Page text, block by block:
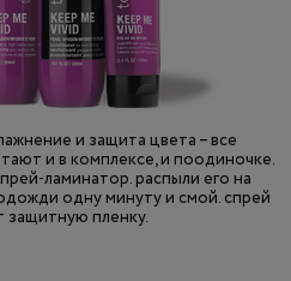
и защита цвета – все
и в комплексе, и поодиночке.
ламинатор. распыли его на
одну минуту и смой. спрей
защитную пленку.